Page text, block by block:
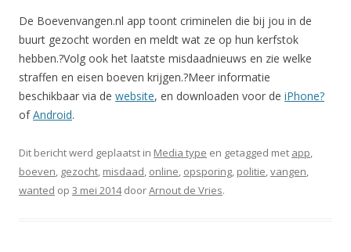
De Boevenvangen.nl app toont criminelen die bij jou in de
buurt gezocht worden en meldt wat ze op hun kerfstok
hebben.?Volg ook het laatste misdaadnieuws en zie welke
straffen en eisen boeven krijgen.?Meer informatie
beschikbaar via de website, en downloaden voor de iPhone?
ofAndroid.
Dit bericht werd geplaatst in Media type en getagged met app,
boeven, gezocht, misdaad, online, opsporing, politie,vangen,
wanted op 3 mei 2014doorArnout de Vries.